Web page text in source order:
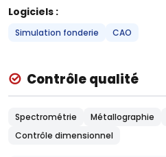
Logiciels :
Simulation fonderie CAO
Contrôle qualité
Spectrométrie Métallographie
Contrôle dimensionnel